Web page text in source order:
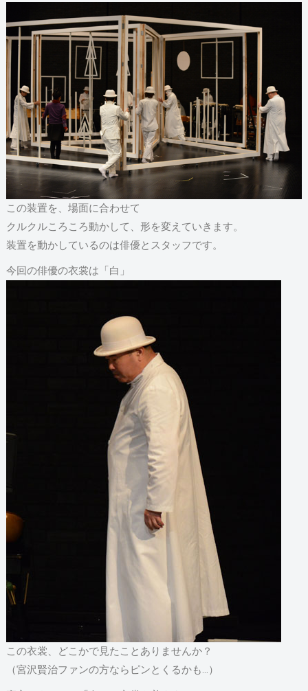
この装置を、場面に合わせて
クルクルころころ動かして、形を変えていきます。
装置を動かしているのは俳優とスタッフです。
今回の俳優の衣裳は「白」
この衣裳、どこかで見たことありませんか？
（宮沢賢治ファンの方ならピンとくるかも…）